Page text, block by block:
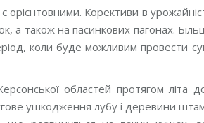
Корективи в
а також на пасинкових пагонах.
коли буде можливим провести
областей протягом літа
ушкодження лубу і деревини